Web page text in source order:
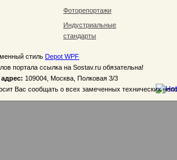
Фоторепортажи
Индустриальные
стандарты
стиль Depot WPF
портала ссылка на Sostav.ru обязательна!
адрес: 109004, Москва, Полковая 3/3
Вас сообщать о всех замеченных технических